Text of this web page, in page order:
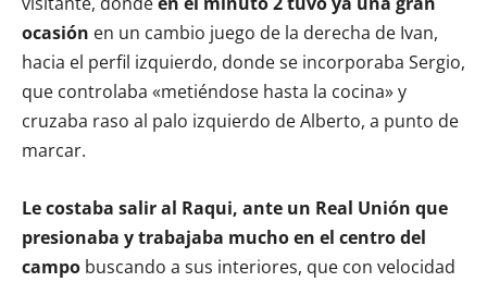
ocasión en un cambio juego de la derecha de Ivan,
hacia el perfil izquierdo, donde se incorporaba Sergio,
que controlaba «metiéndose hasta la cocina» y
cruzaba raso al palo izquierdo de Alberto, a punto de
marcar.
Le costaba salir al Raqui, ante un Real Unión que
presionaba y trabajaba mucho en el centro del
campo buscando a sus interiores, que con velocidad